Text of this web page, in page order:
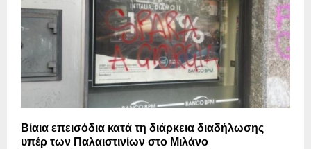
Βίαια επεισόδια κατά τη διάρκεια διαδήλωσης
υπέρ των Παλαιστινίων στο Μιλάνο